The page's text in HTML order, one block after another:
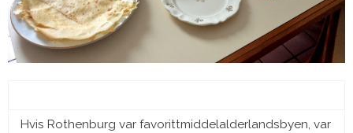
Hvis Rothenburg var favorittmiddelalderlandsbyen, var